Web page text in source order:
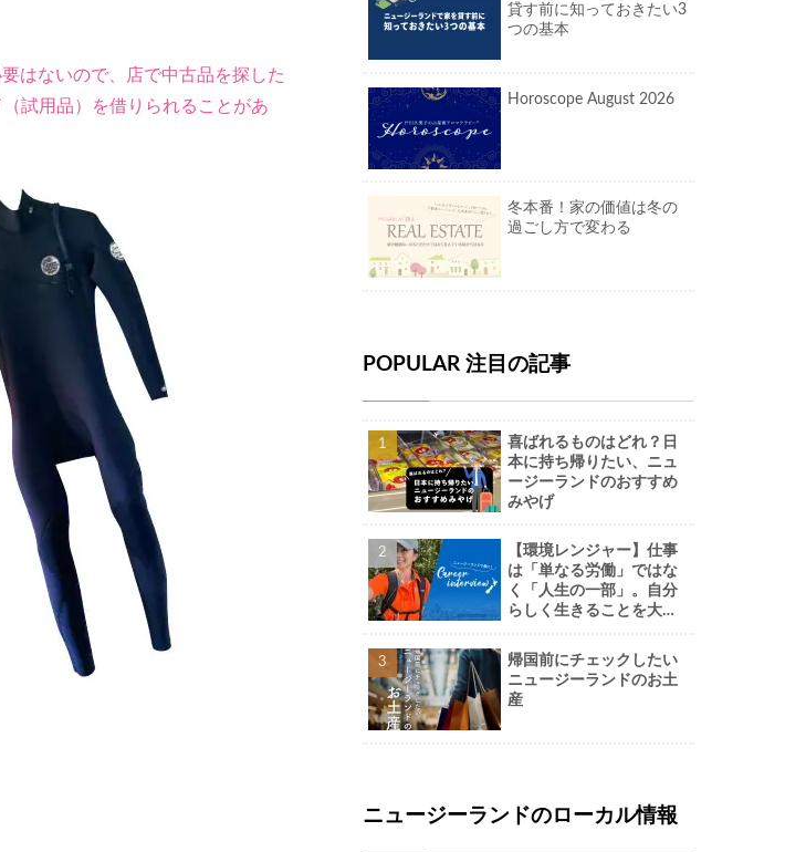
はないので、店で中古品を探した
試用品）を借りられることがあ
貸す前に知っておきたい3
つの基本
Horoscope August 2026
冬本番！家の価値は冬の
過ごし方で変わる
POPULAR 注目の記事
喜ばれるものはどれ？日
本に持ち帰りたい、ニュ
ージーランドのおすすめ
みやげ
【環境レンジャー】仕事
は「単なる労働」ではな
く「人生の一部」。自分
らしく生きることを大切
帰国前にチェックしたい
ニュージーランドのお土
産
ニュージーランドのローカル情報